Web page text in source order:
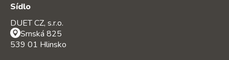
Sídlo
DUET CZ, s.r.o.
Srnská 825
539 01 Hlinsko